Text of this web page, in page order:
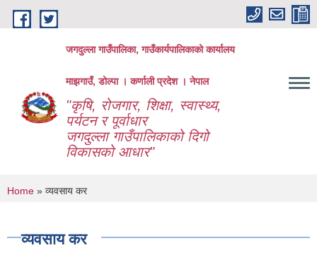
Skip to main content
जगदुल्ला गाउँपालिका, गाउँकार्यपालिकाको कार्यालय
माझगाउँ, डोल्पा । कर्णाली प्रदेश । नेपाल
"कृषि, रोजगार, शिक्षा, स्वास्थ्य,
पर्यटन र पूर्वाधार
जगदुल्ला गाउँपालिकाको दिगो
विकासको आधार"
You are here
Home » व्यवसाय कर
व्यवसाय कर